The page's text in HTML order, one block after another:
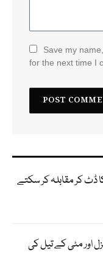
Save my
for the next time I
ڈٹ کر مقابلہ کر سکتے
اور مٹی کے تیل کی